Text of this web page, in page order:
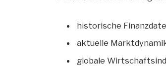
historische
aktuelle
globale